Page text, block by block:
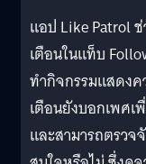
แอป Like Patrol
เตือนในแท็บ
ทำกิจกรรมแสดงค
เตือนยังบอกเพศ
และสามารถตรว